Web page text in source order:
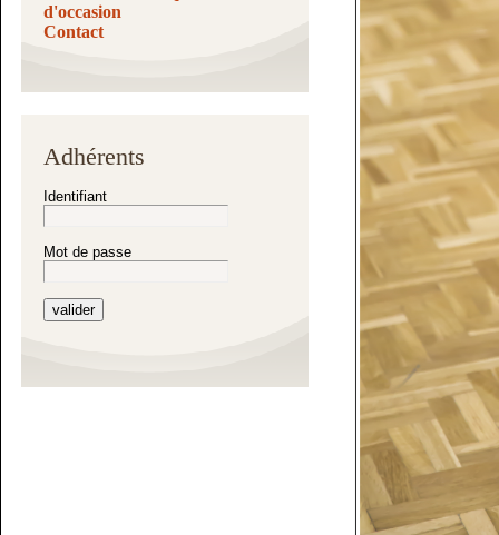
d'occasion
Contact
Adhérents
Identifiant
Mot de passe